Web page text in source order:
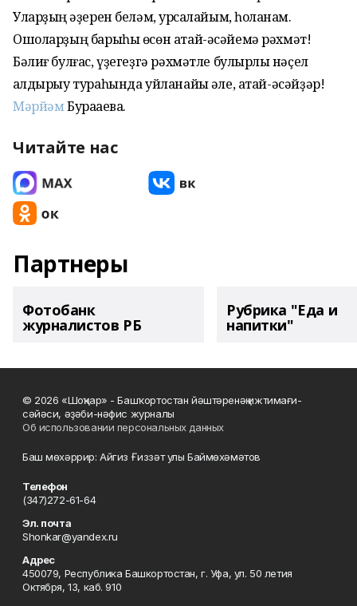
Уларҙың ҡәҙерен беләм, ҡурсалайым, һоҡланам.
Ошоларҙың барыһы өсөн атай-әсәйемә рәхмәт!
Бәлиғ булғас, үҙегеҙгә рәхмәтле булырлыҡ нәҫел
ҡалдырыу тураһында уйланайыҡ әле, атай-әсәйҙәр!
МәрйәмБураҡаева.
Читайте нас
Партнеры
Фотобанк
журналистов РБ
Рубрика "Еда и
напитки"
© 2026 «Шоңҡар» - Башҡортостан йәштәренәң ижтимағи-
сәйәси, әҙәби-нәфис журналы
Об использовании персональных данных
Баш мөхәррир: Айгиз Ғиззәт улы Баймөхәмәтов
Телефон
(347)272-61-64
Эл. почта
Shonkar@yandex.ru
Адрес
450079, Республика Башкортостан, г. Уфа, ул. 50 летия
Октября, 13, каб. 910